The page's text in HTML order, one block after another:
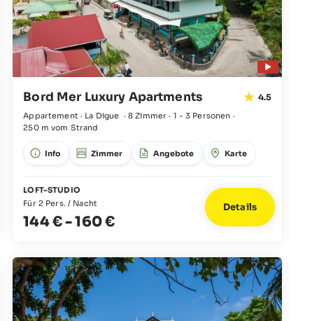
Bord Mer Luxury Apartments 4.5
Appartement · La Digue · 8 Zimmer · 1 - 3 Personen ·
250 m vom Strand
Info Zimmer Angebote Karte
LOFT-STUDIO
Für 2 Pers. / Nacht
144 €-160 €
Details